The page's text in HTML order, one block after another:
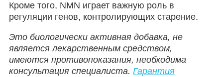
Кроме того, NMN играет важную роль в
регуляции генов, контролирующих старение.
Это биологически активная добавка, не
является лекарственным средством,
имеются противопоказания, необходима
консультация специалиста. Гарантия